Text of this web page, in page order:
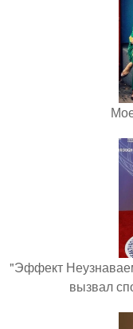
"Эффект
вызвал